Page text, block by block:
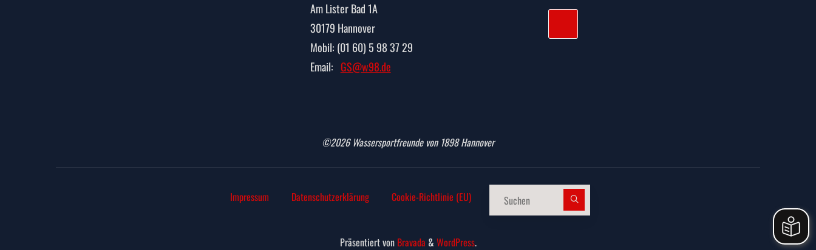
Am Lister Bad 1A
30179 Hannover
Mobil: (01 60) 5 98 37 29
Email: GS@w98.de
©2026 Wassersportfreunde von 1898 Hannover
Impressum Datenschutz­erklärung Cookie-Richtlinie (EU)
Präsentiert vonBravada & WordPress.